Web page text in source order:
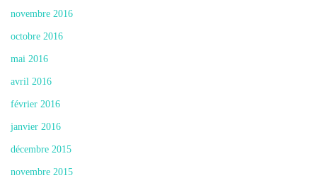
novembre 2016
octobre 2016
mai 2016
avril 2016
février 2016
janvier 2016
décembre 2015
novembre 2015